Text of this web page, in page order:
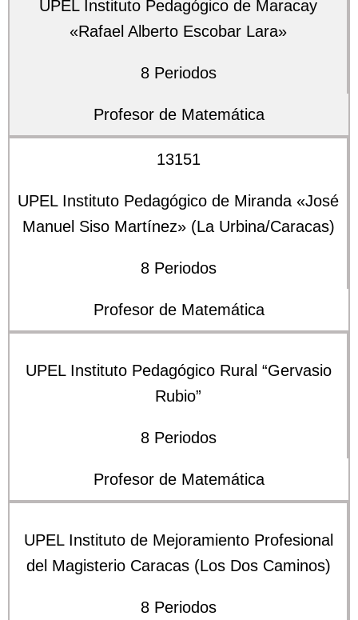
UPEL Instituto Pedagógico de Maracay
«Rafael Alberto Escobar Lara»
8 Periodos
Profesor de Matemática
13151
UPEL Instituto Pedagógico de Miranda «José
Manuel Siso Martínez» (La Urbina/Caracas)
8 Periodos
Profesor de Matemática
UPEL Instituto Pedagógico Rural “Gervasio
Rubio”
8 Periodos
Profesor de Matemática
UPEL Instituto de Mejoramiento Profesional
del Magisterio Caracas (Los Dos Caminos)
8 Periodos